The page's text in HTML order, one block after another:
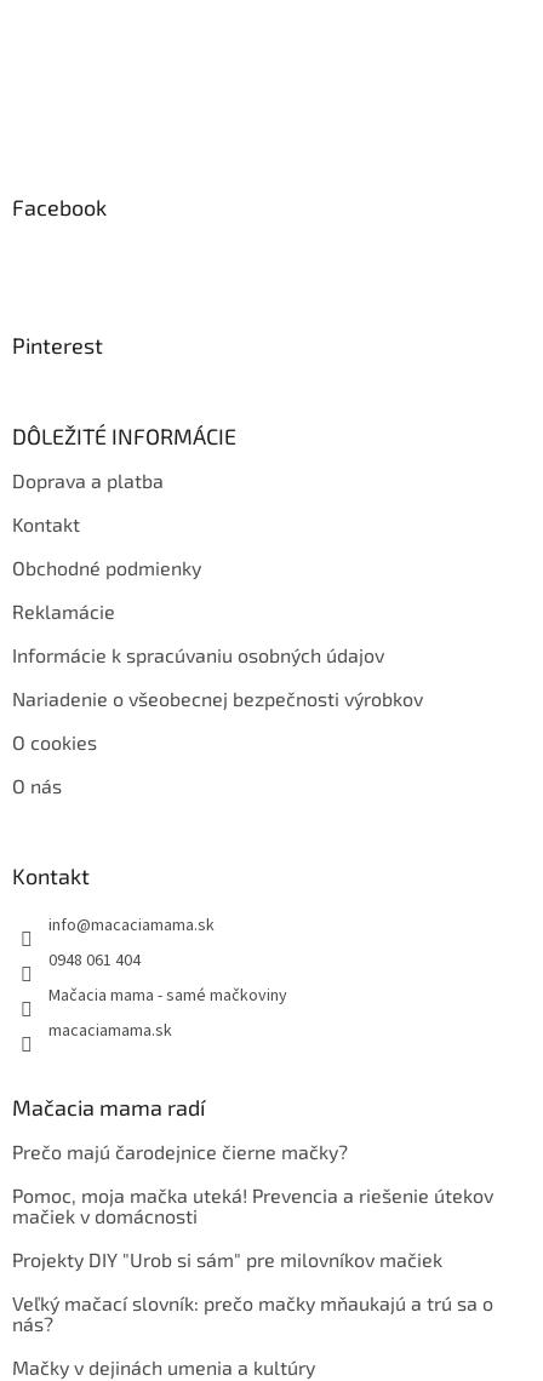
Facebook
Pinterest
DÔLEŽITÉ INFORMÁCIE
Doprava a platba
Kontakt
Obchodné podmienky
Reklamácie
Informácie k spracúvaniu osobných údajov
Nariadenie o všeobecnej bezpečnosti výrobkov
O cookies
O nás
Kontakt
info@macaciamama.sk
0948 061 404
Mačacia mama - samé mačkoviny
macaciamama.sk
Mačacia mama radí
Prečo majú čarodejnice čierne mačky?
Pomoc, moja mačka uteká! Prevencia a riešenie útekov
mačiek v domácnosti
Projekty DIY "Urob si sám" pre milovníkov mačiek
Veľký mačací slovník: prečo mačky mňaukajú a trú sa o
nás?
Mačky v dejinách umenia a kultúry